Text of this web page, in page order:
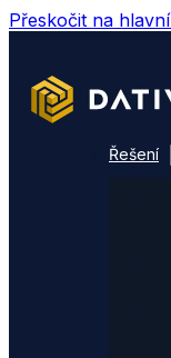
Přeskočit na
Řešení